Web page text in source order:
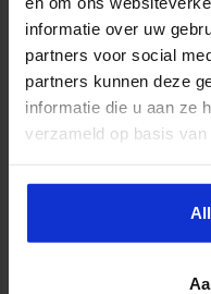
informatie over uw
partners voor social
partners kunnen deze
informatie die u aan ze
verzameld op basis